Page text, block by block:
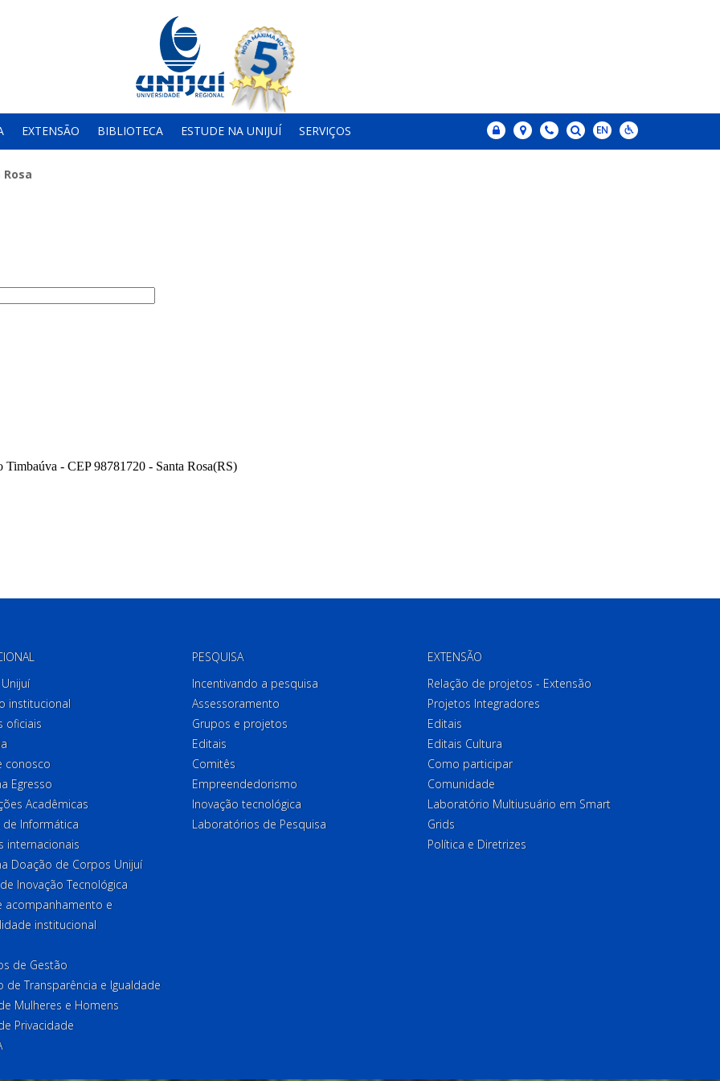
EXTENSÃO BIBLIOTECA ESTUDE NA UNIJUÍ SERVIÇOS
institucional
oficiais
conosco
Egresso
Acadêmicas
de Informática
internacionais
Doação de Corpos Unijuí
Inovação Tecnológica
acompanhamento e
institucional
de Gestão
de Transparência e Igualdade
Mulheres e Homens
Privacidade
PESQUISA
Incentivando a pesquisa
Assessoramento
Grupos e projetos
Editais
Comitês
Empreendedorismo
Inovação tecnológica
Laboratórios de Pesquisa
EXTENSÃO
Relação de projetos - Extensão
Projetos Integradores
Editais
Editais Cultura
Como participar
Comunidade
Laboratório Multiusuário em Smart
Grids
Política e Diretrizes